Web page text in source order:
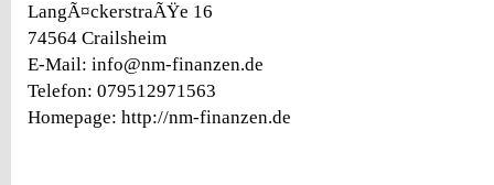
LangÃ¤ckerstraÃŸe 16
74564 Crailsheim
E-Mail: info@nm-finanzen.de
Telefon: 079512971563
Homepage: http://nm-finanzen.de